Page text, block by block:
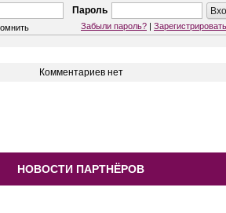
Пароль
Забыли пароль? |
Комментариев нет
НОВОСТИ ПАРТНЁРОВ